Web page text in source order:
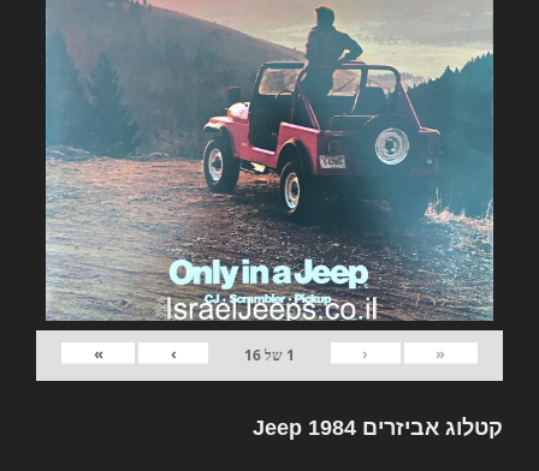
«
‹
1 של16
›
»
קטלוג אביזרים Jeep 1984